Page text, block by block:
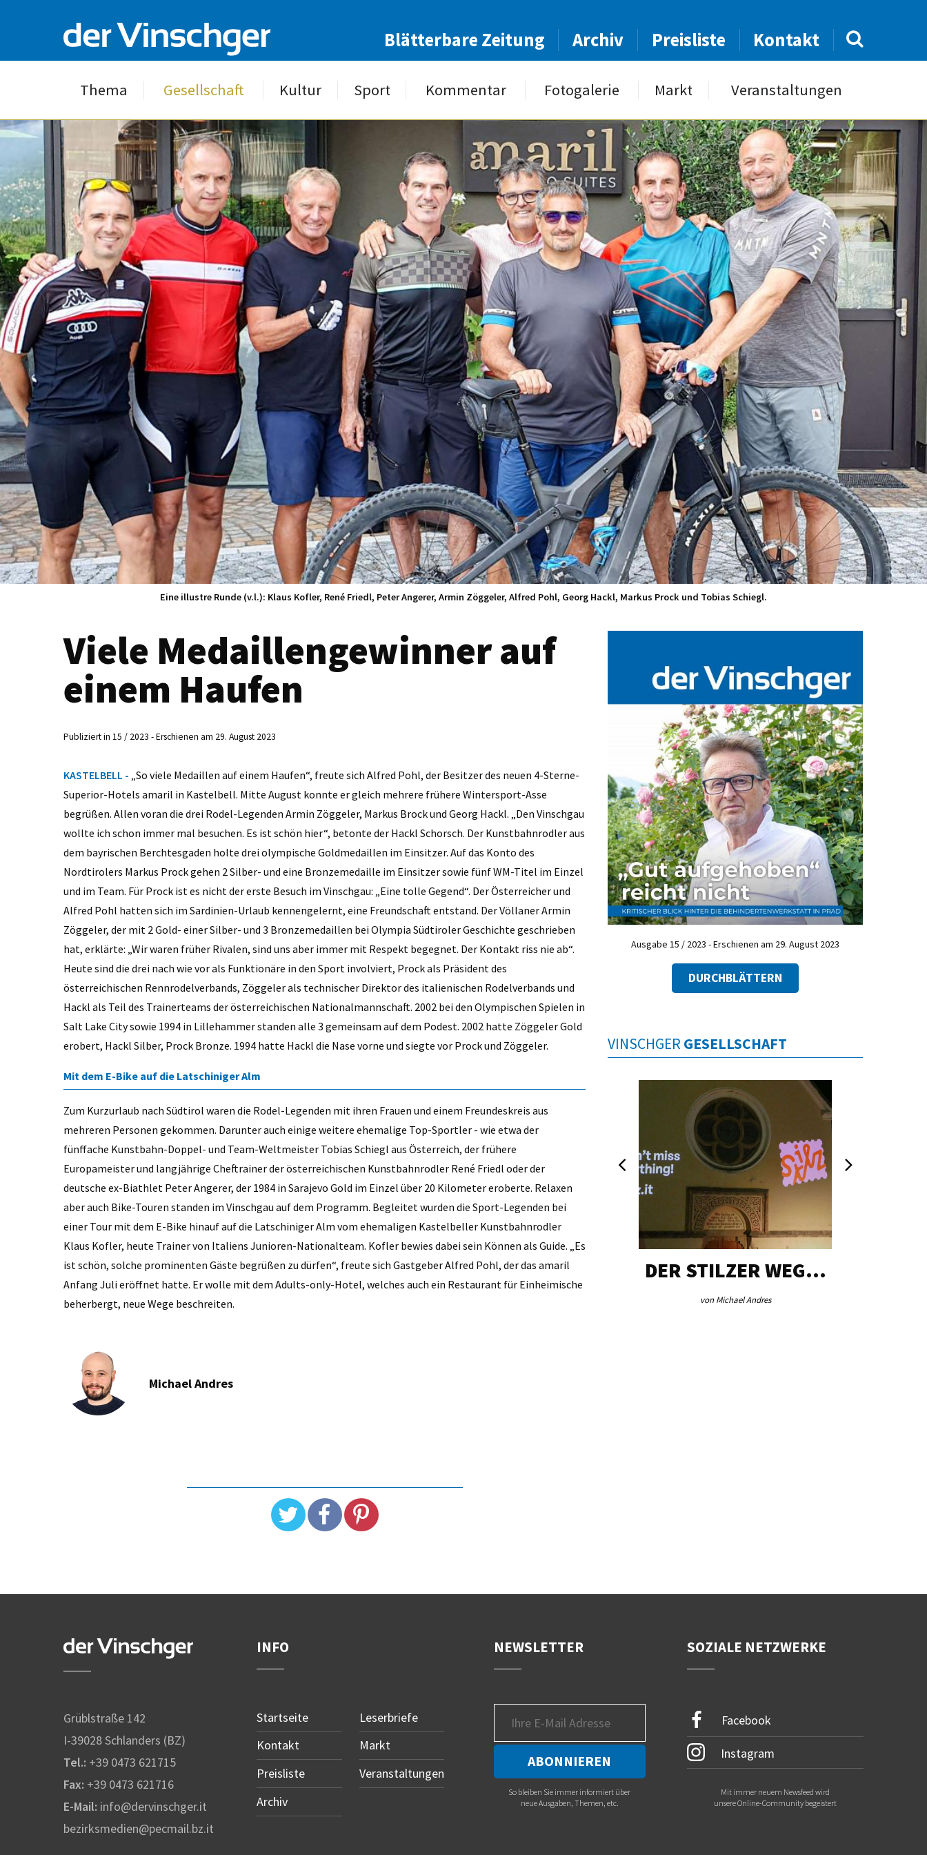
Blätterbare Zeitung Archiv Preisliste Kontakt
Thema Gesellschaft Kultur Sport Kommentar Fotogalerie Markt Veranstaltungen
Eine illustre Runde (v.l.): Klaus Kofler, René Friedl, Peter Angerer, Armin Zöggeler, Alfred Pohl, Georg Hackl, Markus Prock und Tobias Schiegl.
Viele Medaillengewinner auf
einem Haufen
Publiziert in 15 / 2023 - Erschienen am 29. August 2023
KASTELBELL - „So viele Medaillen auf einem Haufen“, freute sich Alfred Pohl, der Besitzer des neuen 4-Sterne-
Superior-Hotels amaril in Kastelbell. Mitte August konnte er gleich mehrere frühere Wintersport-Asse
begrüßen. Allen voran die drei Rodel-Legenden Armin Zöggeler, Markus Brock und Georg Hackl. „Den Vinschgau
wollte ich schon immer mal besuchen. Es ist schön hier“, betonte der Hackl Schorsch. Der Kunstbahnrodler aus
dem bayrischen Berchtesgaden holte drei olympische Goldmedaillen im Einsitzer. Auf das Konto des
Nordtirolers Markus Prock gehen 2 Silber- und eine Bronzemedaille im Einsitzer sowie fünf WM-Titel im Einzel
und im Team. Für Prock ist es nicht der erste Besuch im Vinschgau: „Eine tolle Gegend“. Der Österreicher und
Alfred Pohl hatten sich im Sardinien-Urlaub kennengelernt, eine Freundschaft entstand. Der Völlaner Armin
Zöggeler, der mit 2 Gold- einer Silber- und 3 Bronzemedaillen bei Olympia Südtiroler Geschichte geschrieben
hat, erklärte: „Wir waren früher Rivalen, sind uns aber immer mit Respekt begegnet. Der Kontakt riss nie ab“.
Heute sind die drei nach wie vor als Funktionäre in den Sport involviert, Prock als Präsident des
österreichischen Rennrodelverbands, Zöggeler als technischer Direktor des italienischen Rodelverbands und
Hackl als Teil des Trainerteams der österreichischen Nationalmannschaft. 2002 bei den Olympischen Spielen in
Salt Lake City sowie 1994 in Lillehammer standen alle 3 gemeinsam auf dem Podest. 2002 hatte Zöggeler Gold
erobert, Hackl Silber, Prock Bronze. 1994 hatte Hackl die Nase vorne und siegte vor Prock und Zöggeler.
Mit dem E-Bike auf die Latschiniger Alm
Zum Kurzurlaub nach Südtirol waren die Rodel-Legenden mit ihren Frauen und einem Freundeskreis aus
mehreren Personen gekommen. Darunter auch einige weitere ehemalige Top-Sportler - wie etwa der
fünffache Kunstbahn-Doppel- und Team-Weltmeister Tobias Schiegl aus Österreich, der frühere
Europameister und langjährige Cheftrainer der österreichischen Kunstbahnrodler René Friedl oder der
deutsche ex-Biathlet Peter Angerer, der 1984 in Sarajevo Gold im Einzel über 20 Kilometer eroberte. Relaxen
aber auch Bike-Touren standen im Vinschgau auf dem Programm. Begleitet wurden die Sport-Legenden bei
einer Tour mit dem E-Bike hinauf auf die Latschiniger Alm vom ehemaligen Kastelbeller Kunstbahnrodler
Klaus Kofler, heute Trainer von Italiens Junioren-Nationalteam. Kofler bewies dabei sein Können als Guide. „Es
ist schön, solche prominenten Gäste begrüßen zu dürfen“, freute sich Gastgeber Alfred Pohl, der das amaril
Anfang Juli eröffnet hatte. Er wolle mit dem Adults-only-Hotel, welches auch ein Restaurant für Einheimische
beherbergt, neue Wege beschreiten.
Michael Andres
Ausgabe 15 / 2023 - Erschienen am 29. August 2023
DURCHBLÄTTERN
VINSCHGER GESELLSCHAFT
DER STILZER WEG…
von Michael Andres
Grüblstraße 142
I-39028 Schlanders (BZ)
Tel.: +39 0473 621715
Fax: +39 0473 621716
E-Mail: info@dervinschger.it
bezirksmedien@pecmail.bz.it
INFO
Startseite
Kontakt
Preisliste
Archiv
Leserbriefe
Markt
Veranstaltungen
NEWSLETTER
So bleiben Sie immer informiert über
neue Ausgaben, Themen, etc.
SOZIALE NETZWERKE
Facebook
Instagram
Mit immer neuem Newsfeed wird
unsere Online-Community begeistert